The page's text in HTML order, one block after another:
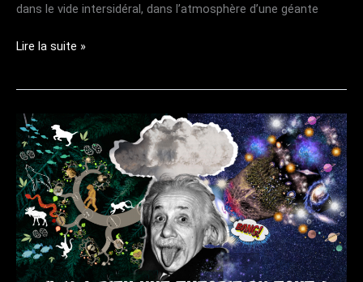
dans le vide intersidéral, dans l’atmosphère d’une géante
LA
Lire la suite »